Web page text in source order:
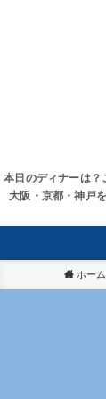
本日のディナーは？
大阪・京都・神戸
ホーム